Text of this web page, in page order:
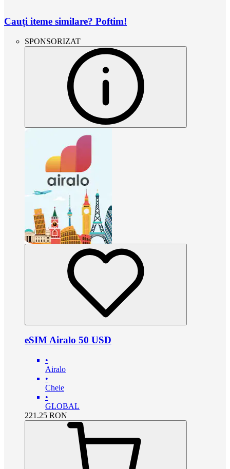
Cauți iteme similare? Poftim!
SPONSORIZAT
eSIM Airalo 50 USD
•
Airalo
•
Cheie
•
GLOBAL
221.25 RON